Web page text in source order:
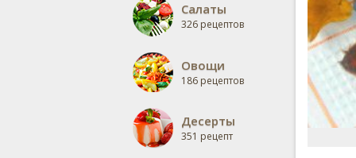
Салаты
326 рецептов
Овощи
186 рецептов
Десерты
351 рецепт